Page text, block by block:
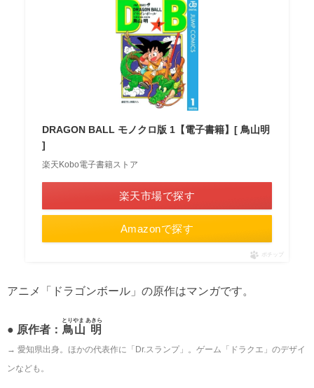
DRAGON BALL モノクロ版 1【電子書籍】[ 鳥山明
]
楽天Kobo電子書籍ストア
楽天市場で探す
Amazonで探す
ポチップ
アニメ「ドラゴンボール」の原作はマンガです。
● 原作者： 鳥山 明
とりやま あきら
→ 愛知県出身。ほかの代表作に「Dr.スランプ」。ゲーム「ドラクエ」のデザイ
ンなども。